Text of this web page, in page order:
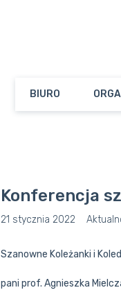
BIURO
Konferencja
21 stycznia 2022
Szanowne Koleżanki i
pani prof. Agnieszka